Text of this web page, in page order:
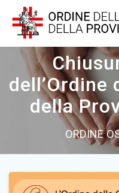
dell’Ordine
della
ORDINE